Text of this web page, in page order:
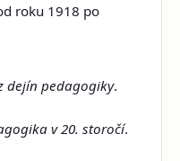
roku 1918 po
dejín pedagogiky.
v 20. storočí.